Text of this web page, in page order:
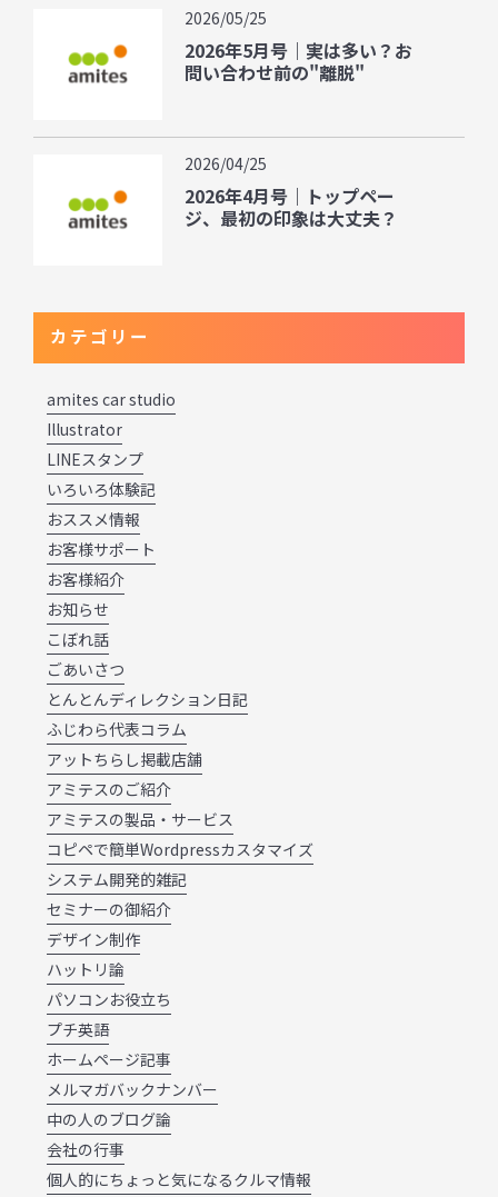
2026/05/25
2026年5月号｜実は多い？お
問い合わせ前の"離脱"
2026/04/25
2026年4月号｜トップペー
ジ、最初の印象は大丈夫？
カテゴリー
amites car studio
Illustrator
LINEスタンプ
いろいろ体験記
おススメ情報
お客様サポート
お客様紹介
お知らせ
こぼれ話
ごあいさつ
とんとんディレクション日記
ふじわら代表コラム
アットちらし掲載店舗
アミテスのご紹介
アミテスの製品・サービス
コピペで簡単Wordpressカスタマイズ
システム開発的雑記
セミナーの御紹介
デザイン制作
ハットリ論
パソコンお役立ち
プチ英語
ホームページ記事
メルマガバックナンバー
中の人のブログ論
会社の行事
個人的にちょっと気になるクルマ情報